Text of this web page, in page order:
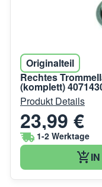
Originalteil
Rechtes
(komplett)
Produkt Details
23,99 €
1-2 Werktage